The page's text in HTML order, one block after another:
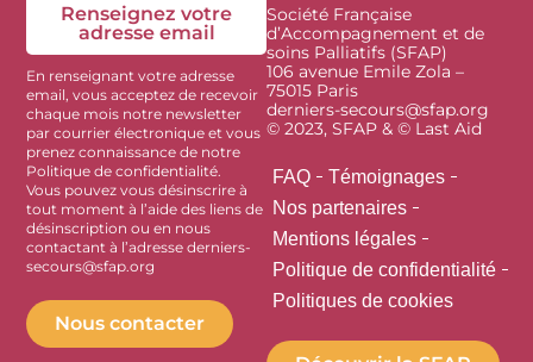
Renseignez votre
adresse email
En renseignant votre adresse
email, vous acceptez de recevoir
chaque mois notre newsletter
par courrier électronique et vous
prenez connaissance de notre
Politique de confidentialité.
Vous pouvez vous désinscrire à
tout moment à l’aide des liens de
désinscription ou en nous
contactant à l’adresse derniers-
secours@sfap.org
Nous contacter
Société Française
d’Accompagnement et de
soins Palliatifs (SFAP)
106 avenue Emile Zola –
75015 Paris
derniers-secours@sfap.org
© 2023, SFAP & © Last Aid
FAQ
Témoignages
Nos partenaires
Mentions légales
Politique de confidentialité
Politiques de cookies